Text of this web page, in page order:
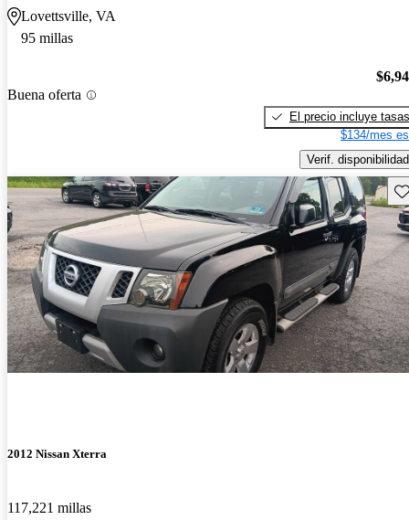
Lovettsville, VA
95 millas
Buena oferta
El precio incluye tasas
$134/mes
Verif. disponibilidad
2012 Nissan Xterra
117,221 millas